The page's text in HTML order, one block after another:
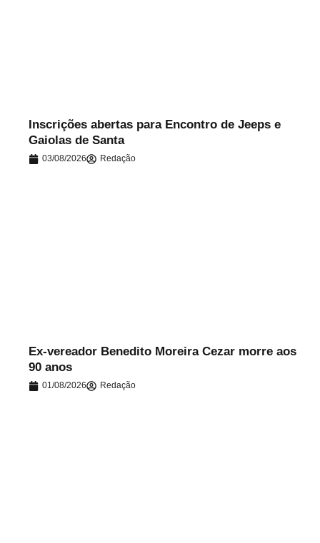
Inscrições abertas para Encontro de Jeeps e
Gaiolas de Santa
03/08/2026 Redação
Ex-vereador Benedito Moreira Cezar morre aos
90 anos
01/08/2026 Redação